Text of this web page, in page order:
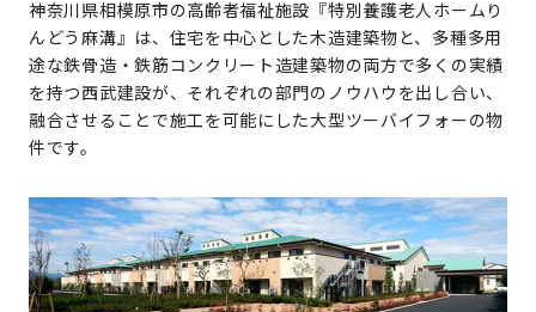
神奈川県相模原市の高齢者福祉施設『特別養護老人ホームり
んどう麻溝』は、住宅を中心とした木造建築物と、多種多用
途な鉄骨造・鉄筋コンクリート造建築物の両方で多くの実績
を持つ西武建設が、それぞれの部門のノウハウを出し合い、
融合させることで施工を可能にした大型ツーバイフォーの物
件です。